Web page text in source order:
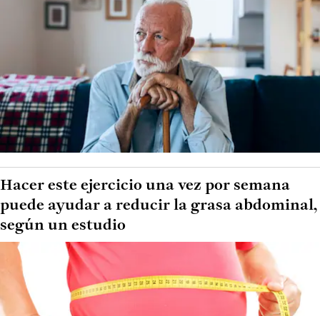
Hacer este ejercicio una vez por semana
puede ayudar a reducir la grasa abdominal,
según un estudio